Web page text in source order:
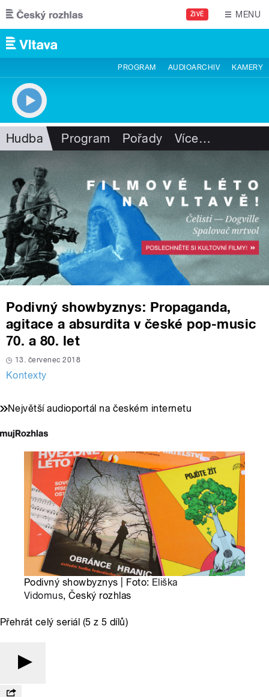
Přejít k hlavnímu obsahu
ŽIVĚ MENU
PROGRAM AUDIOARCHIV KAMERY
Hudba Program Pořady Více…
Podivný showbyznys: Propaganda,
agitace a absurdita v české pop-music
70. a 80. let
13. červenec 2018
Kontexty
Největší audioportál na českém internetu
Podivný showbyznys | Foto: Eliška
Vidomus, Český rozhlas
Přehrát celý seriál (5 z 5 dílů)